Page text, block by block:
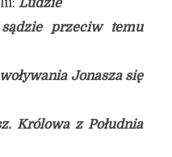
Ludzie
przeciw temu
Jonasza się
Królowa z Południa